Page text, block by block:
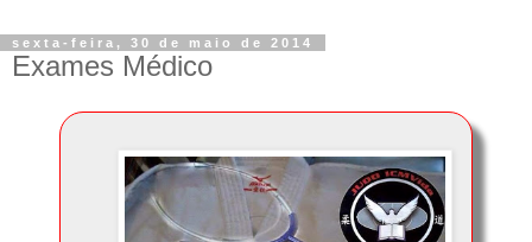
sexta-feira, 30 de maio de 2014
Exames Médico